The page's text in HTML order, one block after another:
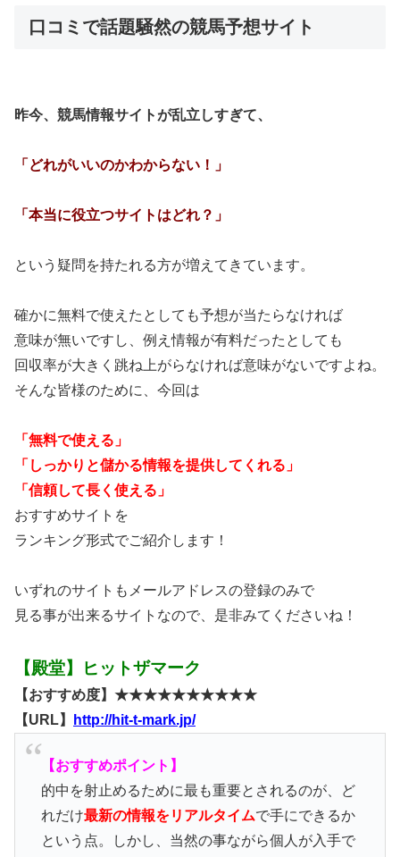
口コミで話題騒然の競馬予想サイト
昨今、競馬情報サイトが乱立しすぎて、
「どれがいいのかわからない！」
「本当に役立つサイトはどれ？」
という疑問を持たれる方が増えてきています。
確かに無料で使えたとしても予想が当たらなければ
意味が無いですし、例え情報が有料だったとしても
回収率が大きく跳ね上がらなければ意味がないですよね。
そんな皆様のために、今回は
「無料で使える」
「しっかりと儲かる情報を提供してくれる」
「信頼して長く使える」
おすすめサイトを
ランキング形式でご紹介します！
いずれのサイトもメールアドレスの登録のみで
見る事が出来るサイトなので、是非みてくださいね！
【殿堂】ヒットザマーク
【おすすめ度】★★★★★★★★★★
【URL】
http://hit-t-mark.jp/
【おすすめポイント】
的中を射止めるために最も重要とされるのが、ど
れだけ最新の情報をリアルタイムで手にできるか
という点。しかし、当然の事ながら個人が入手で